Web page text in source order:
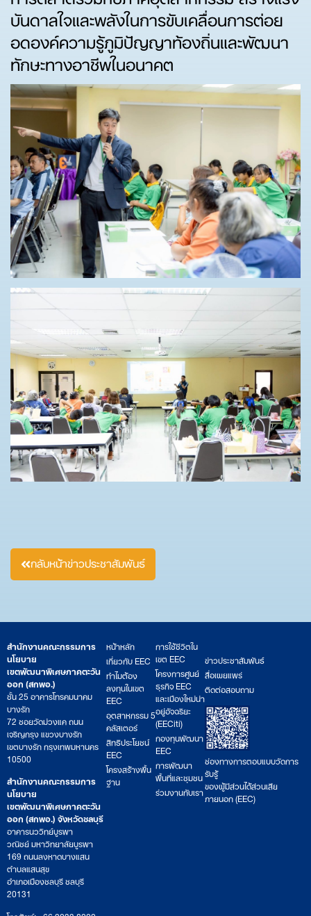
บันดาลใจและพลังในการขับเคลื่อนการต่อย
อดองค์ความรู้ภูมิปัญญาท้องถิ่นและพัฒนา
ทักษะทางอาชีพในอนาคต
กลับหน้าข่าวประชาสัมพันธ์
สำนักงานคณะกรรมการ
นโยบาย
เขตพัฒนาพิเศษภาคตะวัน
ออก (สกพอ.)
ชั้น 25 อาคารโทรคมนาคม
บางรัก
72 ซอยวัดม่วงแค ถนน
เจริญกรุง แขวงบางรัก
เขตบางรัก กรุงเทพมหานคร
10500
สำนักงานคณะกรรมการ
นโยบาย
เขตพัฒนาพิเศษภาคตะวัน
ออก (สกพอ.) จังหวัดชลบุรี
อาคารนววิทย์บูรพา
วณิชย์ มหาวิทยาลัยบูรพา
169 ถนนลงหาดบางแสน
ตำบลแสนสุข
อำเภอเมืองชลบุรี ชลบุรี
20131
หน้าหลัก
เกี่ยวกับ EEC
ทำไมต้อง
ลงทุนในเขต
EEC
อุตสาหกรรม 5
คลัสเตอร์
สิทธิประโยชน์
EEC
โครงสร้างพื้น
ฐาน
การใช้ชีวิตใน
เขต EEC
โครงการศูนย์
ธุรกิจ EEC
และเมืองใหม่น่า
อยู่อัจฉริยะ
(EECiti)
กองทุนพัฒนา
EEC
การพัฒนา
พื้นที่และชุมชน
ร่วมงานกับเรา
ข่าวประชาสัมพันธ์
สื่อเผยแพร่
ติดต่อสอบถาม
ช่องทางการตอบแบบวัดการ
รับรู้
ของผู้มีส่วนได้ส่วนเสีย
ภายนอก (EEC)